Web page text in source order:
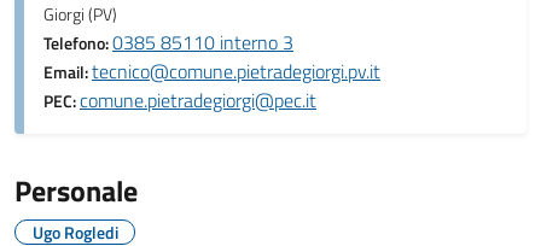
Giorgi (PV)
Telefono:0385 85110 interno 3
Email:tecnico@comune.pietradegiorgi.pv.it
PEC:comune.pietradegiorgi@pec.it
Personale
Ugo Rogledi